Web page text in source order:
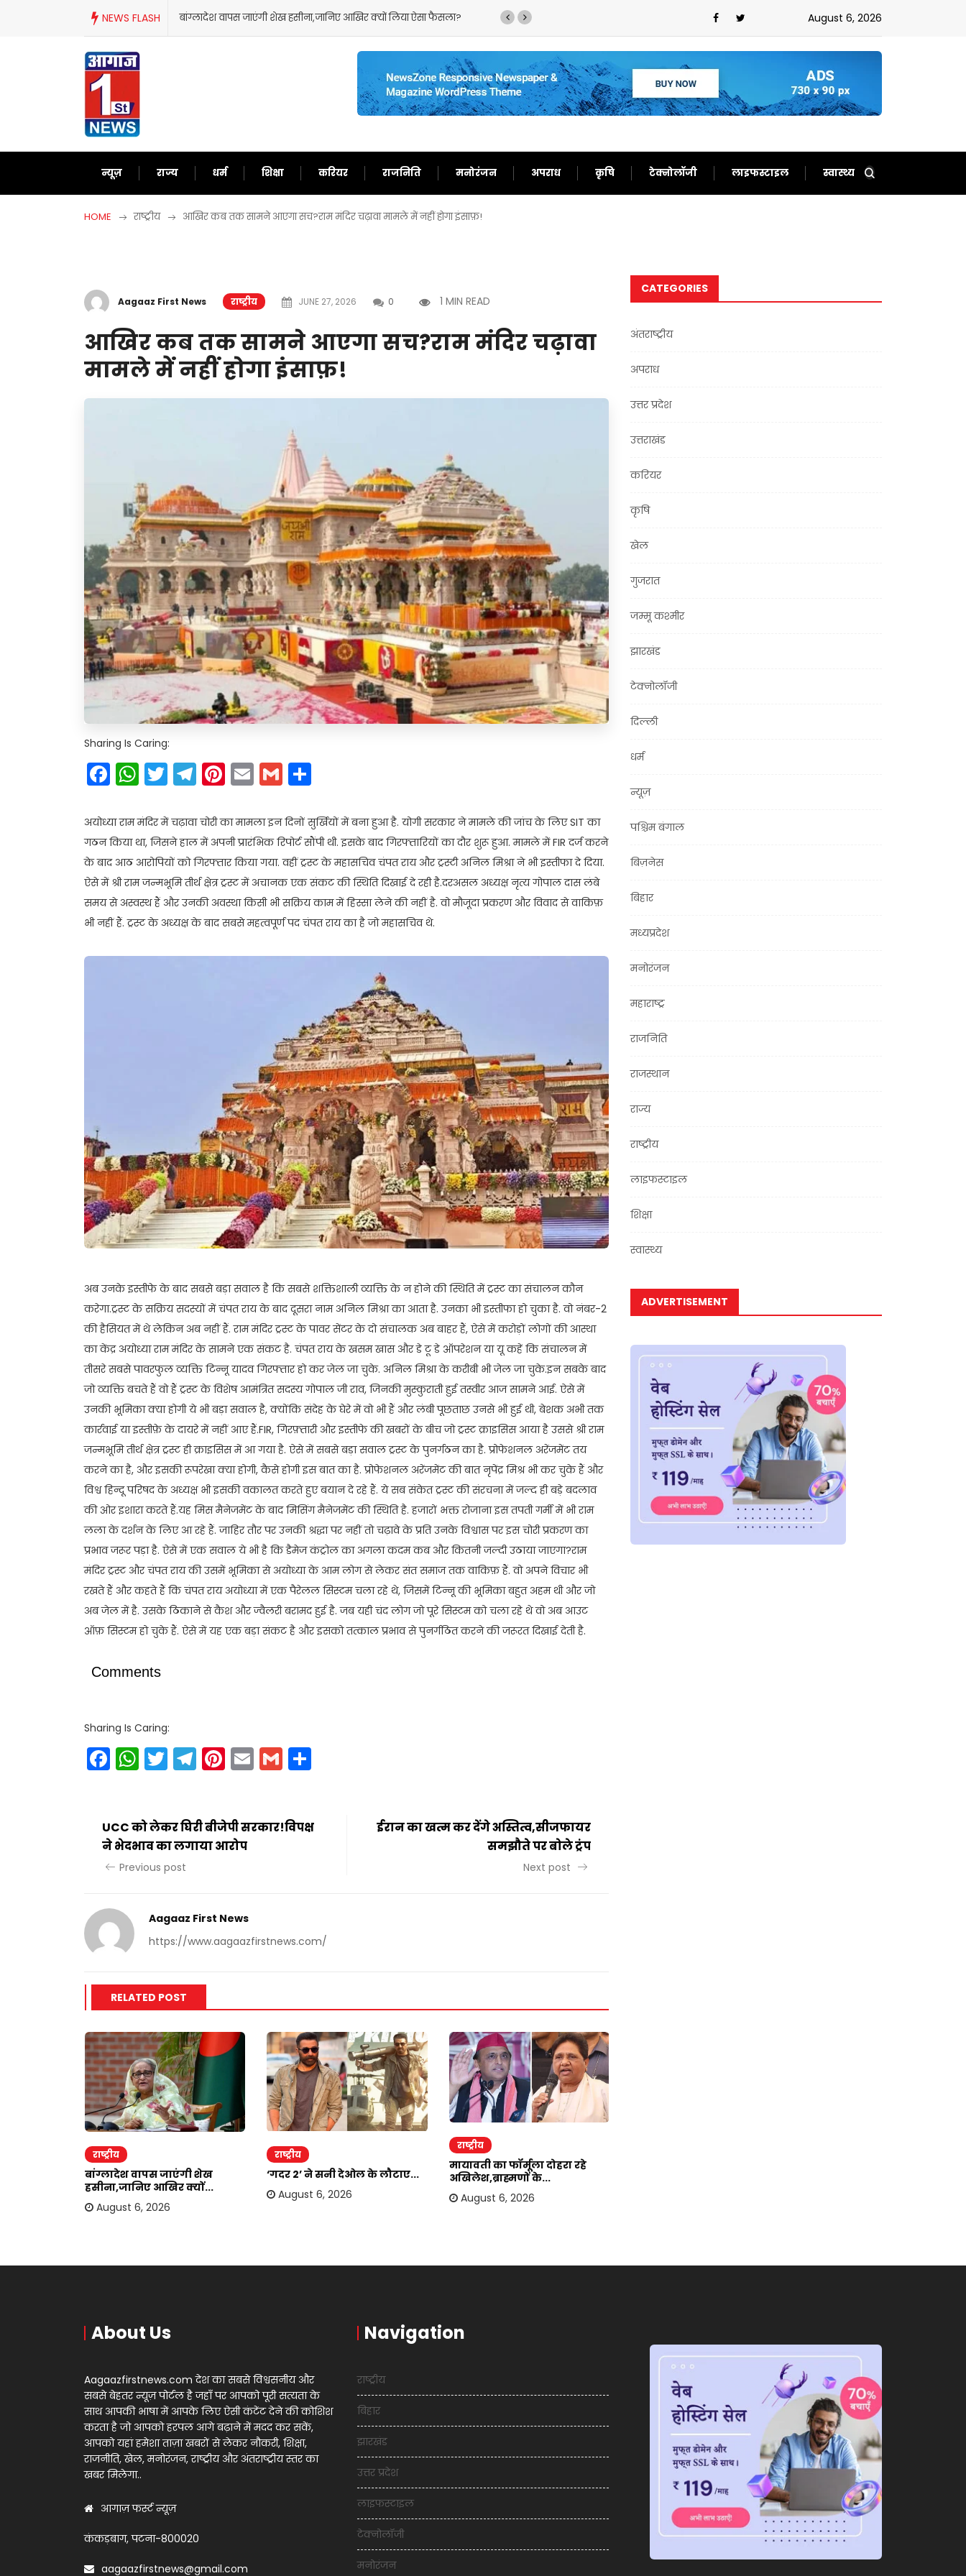
NEWS FLASH बांग्लादेश वापस जाएंगी शेख हसीना,जानिए आखिर क्यों लिया ऐसा फैसला? ‘गदर 2’ ने सनी देओल के लौटाए अच्छे दिन,फिर से बन गए दर्शकों का खासAugust 6, 2026
न्यूज़ राज्य धर्म शिक्षा करियर राजनिति मनोरंजन अपराध कृषि टेक्नोलॉजी लाइफस्टाइल स्वास्थ्य
HOME राष्ट्रीय आखिर कब तक सामने आएगा सच?राम मंदिर चढ़ावा मामले में नहीं होगा इंसाफ़!
Aagaaz First News राष्ट्रीय JUNE 27, 2026 0 1 MIN READ
आखिर कब तक सामने आएगा सच?राम मंदिर चढ़ावा
मामले में नहीं होगा इंसाफ़!
Sharing Is Caring:
Facebook
WhatsApp
Twitter
Telegram
Pinterest
EmailGmail
अयोध्या राम मंदिर में चढ़ावा चोरी का मामला इन दिनों सुर्खियों में बना हुआ है. योगी सरकार ने मामले की जांच के लिए SIT का
गठन किया था, जिसने हाल में अपनी प्रारंभिक रिपोर्ट सौंपी थी. इसके बाद गिरफ्तारियों का दौर शुरू हुआ. मामले में FIR दर्ज करने
के बाद आठ आरोपियों को गिरफ्तार किया गया. वहीं ट्रस्ट के महासचिव चंपत राय और ट्रस्टी अनिल मिश्रा ने भी इस्तीफा दे दिया.
ऐसे में श्री राम जन्मभूमि तीर्थ क्षेत्र ट्रस्ट में अचानक एक संकट की स्थिति दिखाई दे रही है.दरअसल अध्यक्ष नृत्य गोपाल दास लंबे
समय से अस्वस्थ हैं और उनकी अवस्था किसी भी सक्रिय काम में हिस्सा लेने की नहीं है. वो मौजूदा प्रकरण और विवाद से वाकिफ़
भी नहीं हैं. ट्रस्ट के अध्यक्ष के बाद सबसे महत्वपूर्ण पद चंपत राय का है जो महासचिव थे.
अब उनके इस्तीफे के बाद सबसे बड़ा सवाल है कि सबसे शक्तिशाली व्यक्ति के न होने की स्थिति में ट्रस्ट का संचालन कौन
करेगा.ट्रस्ट के सक्रिय सदस्यों में चंपत राय के बाद दूसरा नाम अनिल मिश्रा का आता है. उनका भी इस्तीफा हो चुका है. वो नंबर-2
की हैसियत में थे लेकिन अब नहीं हैं. राम मंदिर ट्रस्ट के पावर सेंटर के दो संचालक अब बाहर हैं, ऐसे में करोड़ों लोगों की आस्था
का केंद्र अयोध्या राम मंदिर के सामने एक संकट है. चंपत राय के खसम खास और डे टू डे ऑपरेशन या यू कहें कि संचालन में
तीसरे सबसे पावरफुल व्यक्ति टिन्नू यादव गिरफ्तार हो कर जेल जा चुके. अनिल मिश्रा के करीबी भी जेल जा चुके.इन सबके बाद
जो व्यक्ति बचते हैं वो हैं ट्रस्ट के विशेष आमंत्रित सदस्य गोपाल जी राव, जिनकी मुस्कुराती हुई तस्वीर आज सामने आई. ऐसे में
उनकी भूमिका क्या होगी ये भी बड़ा सवाल है, क्योंकि संदेह के घेरे में वो भी हैं और लंबी पूछताछ उनसे भी हुई थी, बेशक अभी तक
कार्रवाई या इस्तीफ़े के दायरे में नहीं आए हैं.FIR, गिरफ़्तारी और इस्तीफे की खबरों के बीच जो ट्रस्ट क्राइसिस आया है उससे श्री राम
जन्मभूमि तीर्थ क्षेत्र ट्रस्ट ही क्राइसिस में आ गया है. ऐसे में सबसे बड़ा सवाल ट्रस्ट के पुनर्गठन का है. प्रोफेशनल अरेंजमेंट तय
करने का है, और इसकी रूपरेखा क्या होगी, कैसे होगी इस बात का है. प्रोफेशनल अरेंजमेंट की बात नृपेंद्र मिश्र भी कर चुके हैं और
विश्व हिन्दू परिषद के अध्यक्ष भी इसकी वकालत करते हुए बयान दे रहे हैं. ये सब संकेत ट्रस्ट की संरचना में जल्द ही बड़े बदलाव
की ओर इशारा करते हैं.यह मिस मैनेजमेंट के बाद मिसिंग मैनेजमेंट की स्थिति है. हजारों भक्त रोजाना इस तपती गर्मी में भी राम
लला के दर्शन के लिए आ रहे हैं. जाहिर तौर पर उनकी श्रद्धा पर नहीं तो चढ़ावे के प्रति उनके विश्वास पर इस चोरी प्रकरण का
प्रभाव जरूर पड़ा है. ऐसे में एक सवाल ये भी है कि डैमेज कंट्रोल का अगला कदम कब और कितनी जल्दी उठाया जाएगा?राम
मंदिर ट्रस्ट और चंपत राय की उसमें भूमिका से अयोध्या के आम लोग से लेकर संत समाज तक वाकिफ़ हैं. वो अपने विचार भी
रखते हैं और कहते हैं कि चंपत राय अयोध्या में एक पैरेलल सिस्टम चला रहे थे, जिसमें टिन्नू की भूमिका बहुत अहम थी और जो
अब जेल में है. उसके ठिकाने से कैश और ज्वैलरी बरामद हुई है. जब यही चंद लोग जो पूरे सिस्टम को चला रहे थे वो अब आउट
ऑफ़ सिस्टम हो चुके हैं. ऐसे में यह एक बड़ा संकट है और इसको तत्काल प्रभाव से पुनर्गठित करने की जरूरत दिखाई देती है.
Comments
Sharing Is Caring:
Facebook
WhatsApp
Twitter
Telegram
Pinterest
EmailGmail
UCC को लेकर घिरी बीजेपी सरकार!विपक्ष
ने भेदभाव का लगाया आरोप
Previous post
ईरान का खत्म कर देंगे अस्तित्व,सीजफायर
समझौते पर बोले ट्रंप
Next post
Aagaaz First News
https://www.aagaazfirstnews.com/
RELATED POST
राष्ट्रीय
बांग्लादेश वापस जाएंगी शेख
हसीना,जानिए आखिर क्यों...
August 6, 2026
राष्ट्रीय
‘गदर 2’ ने सनी देओल के लौटाए...
August 6, 2026
राष्ट्रीय
मायावती का फॉर्मूला दोहरा रहे
अखिलेश,ब्राह्मणों के...
August 6, 2026
CATEGORIES
अंतराष्ट्रीय
अपराध
उत्तर प्रदेश
उत्तराखंड
करियर
कृषि
खेल
गुजरात
जम्मू कश्मीर
झारखंड
टेक्नोलॉजी
दिल्ली
धर्म
न्यूज़
पश्चिम बंगाल
बिज़नेस
बिहार
मध्यप्रदेश
मनोरंजन
महाराष्ट्र
राजनिति
राजस्थान
राज्य
राष्ट्रीय
लाइफस्टाइल
शिक्षा
स्वास्थ्य
ADVERTISEMENT
About Us
Aagaazfirstnews.com देश का सबसे विश्वसनीय और
सबसे बेहतर न्यूज़ पोर्टल है जहाँ पर आपको पूरी सत्यता के
साथ आपकी भाषा में आपके लिए ऐसी कंटेंट देने की कोशिश
करता है जो आपको हरपल आगे बढ़ाने में मदद कर सकें,
आपको यहां हमेशा ताज़ा खबरों से लेकर नौकरी, शिक्षा,
राजनीति, खेल, मनोरंजन, राष्ट्रीय और अंतराष्ट्रीय स्तर का
खबर मिलेगा..
आगाज़ फर्स्ट न्यूज़
कंकड़बाग, पटना-800020
aagaazfirstnews@gmail.com
Navigation
राष्ट्रीय
बिहार
झारखंड
उत्तर प्रदेश
लाइफस्टाइल
टेक्नोलॉजी
मनोरंजन